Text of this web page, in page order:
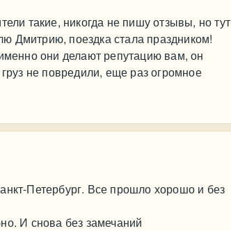
такие, никогда не пишу отзывы, но тут
Дмитрию, поездка стала праздником!
они делают репутацию вам, он
не повредили, еще раз огромное
Петербург. Все прошло хорошо и без
И снова без замечаний